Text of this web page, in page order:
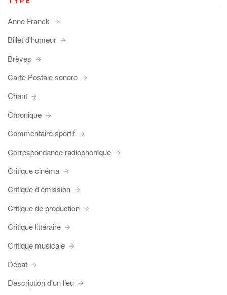
Anne Franck
Billet d'humeur
Brèves
Carte Postale sonore
Chant
Chronique
Commentaire sportif
Correspondance radiophonique
Critique cinéma
Critique d'émission
Critique de production
Critique littéraire
Critique musicale
Débat
Description d'un lieu